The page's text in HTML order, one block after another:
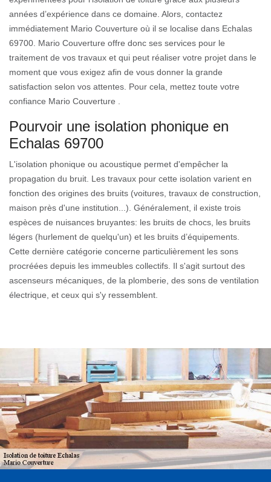
années d’expérience dans ce domaine. Alors, contactez
immédiatement Mario Couverture où il se localise dans Echalas
69700. Mario Couverture offre donc ses services pour le
traitement de vos travaux et qui peut réaliser votre projet dans le
moment que vous exigez afin de vous donner la grande
satisfaction selon vos attentes. Pour cela, mettez toute votre
confiance Mario Couverture .
Pourvoir une isolation phonique en
Echalas 69700
L'isolation phonique ou acoustique permet d'empêcher la
propagation du bruit. Les travaux pour cette isolation varient en
fonction des origines des bruits (voitures, travaux de construction,
maison près d'une institution...). Généralement, il existe trois
espèces de nuisances bruyantes: les bruits de chocs, les bruits
légers (hurlement de quelqu'un) et les bruits d’équipements.
Cette dernière catégorie concerne particulièrement les sons
procréées depuis les immeubles collectifs. Il s'agit surtout des
ascenseurs mécaniques, de la plomberie, des sons de ventilation
électrique, et ceux qui s'y ressemblent.